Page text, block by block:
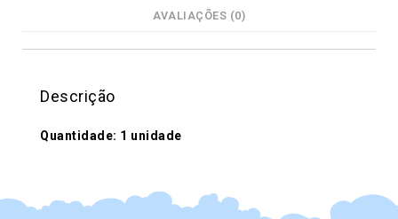
AVALIAÇÕES (0)
Descrição
Quantidade: 1 unidade